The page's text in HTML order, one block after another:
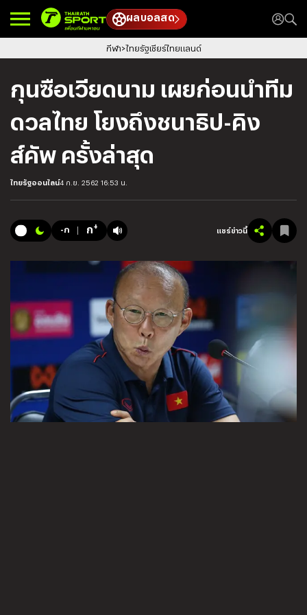
ผลบอลสด
กีฬา ไทยรัฐเชียร์ไทยแลนด์
กุนซือเวียดนาม เผยก่อนนำทีม
ดวลไทย โยงถึงชนาธิป-คิง
ส์คัพ ครั้งล่าสุด
ไทยรัฐออนไลน์4 ก.ย. 2562 16:53 น.
-ก ก+ แชร์ข่าวนี้